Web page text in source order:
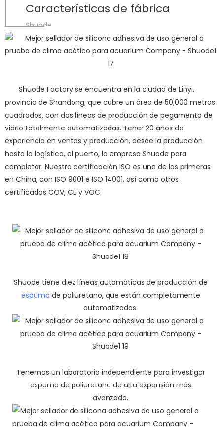
Características de fábrica
Shuode
Shuode Factory se encuentra en la ciudad de Linyi,
provincia de Shandong, que cubre un área de 50,000 metros
cuadrados, con dos líneas de producción de pegamento de
vidrio totalmente automatizadas. Tener 20 años de
experiencia en ventas y producción, desde la producción
hasta la logística, el puerto, la empresa Shuode para
completar. Nuestra certificación ISO es una de las primeras
en China, con ISO 9001 e ISO 14001, así como otros
certificados COV, CE y VOC.
Shuode tiene diez líneas automáticas de producción de
espuma de poliuretano, que están completamente
automatizadas.
Tenemos un laboratorio independiente para investigar
espuma de poliuretano de alta expansión más
avanzada.